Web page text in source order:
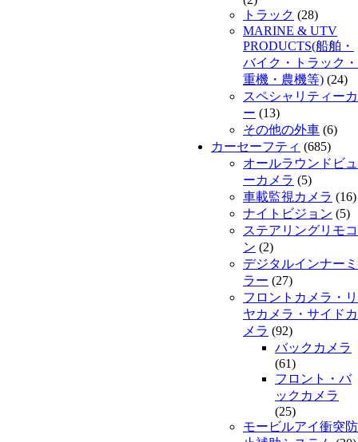
トラック (28)
MARINE & UTV
PRODUCTS(船舶・
バイク・トラック・
重機・農機等) (24)
スペシャリティーカ
ー (13)
その他の外車 (6)
カーセーフティ (685)
オールラウンドビュ
ーカメラ (5)
車載監視カメラ (16)
ナイトビジョン (5)
ステアリングリモコ
ン (2)
デジタルインナーミ
ラー (27)
フロントカメラ・リ
ヤカメラ・サイドカ
メラ (92)
バックカメラ
(61)
フロント・バ
ックカメラ
(25)
モービルアイ衝突防